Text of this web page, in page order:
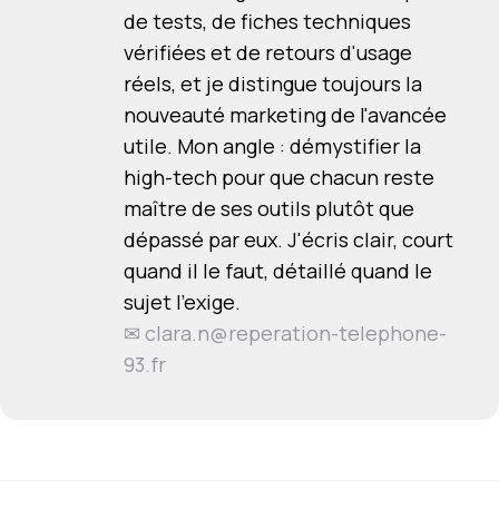
de tests, de fiches techniques
vérifiées et de retours d'usage
réels, et je distingue toujours la
nouveauté marketing de l'avancée
utile. Mon angle : démystifier la
high-tech pour que chacun reste
maître de ses outils plutôt que
dépassé par eux. J'écris clair, court
quand il le faut, détaillé quand le
sujet l'exige.
✉ clara.n@reperation-telephone-
93.fr